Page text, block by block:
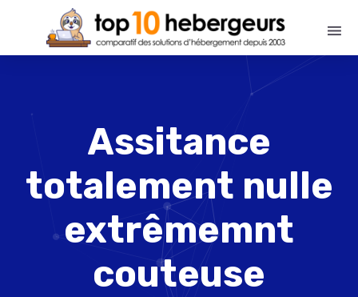
Assitance
totalement nulle
extrêmemnt
couteuse